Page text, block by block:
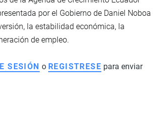
por el Gobierno de Daniel Noboa
la estabilidad económica, la
de empleo.
SESIÓN o REGISTRESE para enviar